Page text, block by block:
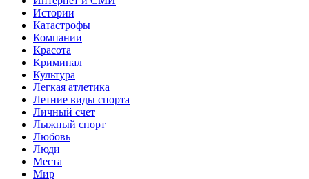
Истории
Катастрофы
Компании
Красота
Криминал
Культура
Легкая атлетика
Летние виды спорта
Личный счет
Лыжный спорт
Любовь
Люди
Места
Мир